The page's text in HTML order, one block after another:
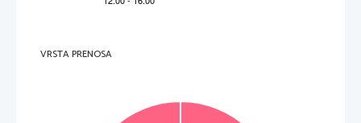
VRSTA PRENOSA